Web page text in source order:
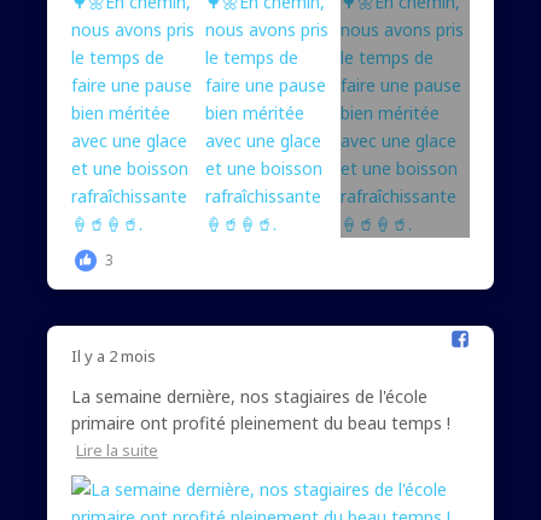
3
Il y a 2 mois
La semaine dernière, nos stagiaires de l'école
primaire ont profité pleinement du beau temps !
Lire la suite